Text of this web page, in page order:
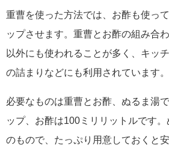
重曹を使った方法では、お酢も使っ
ップさせます。重曹とお酢の組み合
以外にも使われることが多く、キッ
の詰まりなどにも利用されています。
必要なものは重曹とお酢、ぬるま湯
ップ、お酢は100ミリリットルです
のもので、たっぷり用意しておくと安